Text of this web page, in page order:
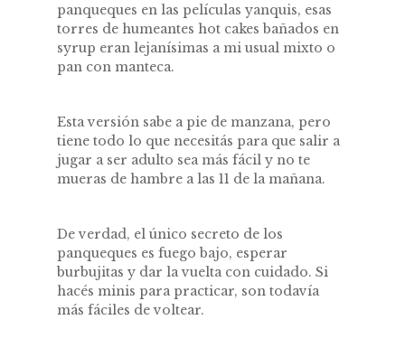
panqueques en las películas yanquis, esas
torres de humeantes hot cakes bañados en
syrup eran lejanísimas a mi usual mixto o
pan con manteca.
Esta versión sabe a pie de manzana, pero
tiene todo lo que necesitás para que salir a
jugar a ser adulto sea más fácil y no te
mueras de hambre a las 11 de la mañana.
De verdad, el único secreto de los
panqueques es fuego bajo, esperar
burbujitas y dar la vuelta con cuidado. Si
hacés minis para practicar, son todavía
más fáciles de voltear.